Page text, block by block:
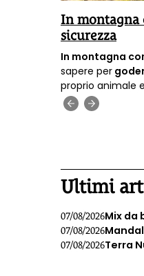
In montagna
sicurezza
In montagna
sapere per
proprio animale
di dog-trekking
Ultimi
07/08/2026Mix da
07/08/2026
07/08/2026Terra